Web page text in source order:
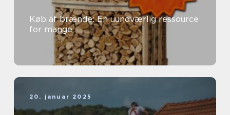
Køb af brænde: En uundværlig ressource
for mange
20. januar 2025